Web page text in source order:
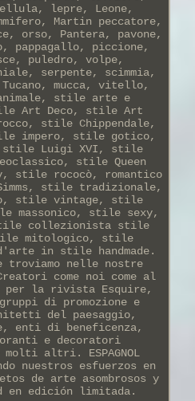
lepre, Leone,
Martin peccatore,
orso, Pantera, pavone,
pappagallo, piccione,
puledro, volpe,
serpente, scimmia,
mucca, vitello,
stile arte e
Art Deco, stile Art
stile Chippendale,
impero, stile gotico,
stile Luigi XVI, stile
stile Queen
stile rococò, romantico
stile tradizionale,
stile vintage, stile
massonico, stile sexy,
collezionista stile
mitologico, stile
in stile handmade.
nelle nostre
come noi come al
per la rivista Esquire,
di promozione e
del paesaggio,
enti di beneficenza,
e decoratori
altri. ESPAGNOL
nuestros esfuerzos en
de arte asombrosos y
en edición limitada.